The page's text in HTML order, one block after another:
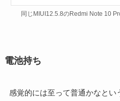
同じMIUI12.5.8のRedmi Note 10
電池持ち
感覚的には至って普通かなとい